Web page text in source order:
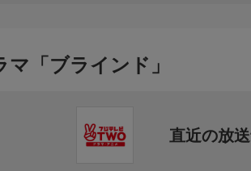
マ「ブラインド」
直近の放